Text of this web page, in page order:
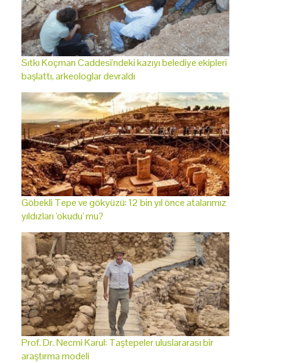
Sıtkı Koçman Caddesi'ndeki kazıyı belediye ekipleri
başlattı, arkeologlar devraldı
Göbekli Tepe ve gökyüzü: 12 bin yıl önce atalarımız
yıldızları 'okudu' mu?
Prof. Dr. Necmi Karul: Taştepeler uluslararası bir
araştırma modeli